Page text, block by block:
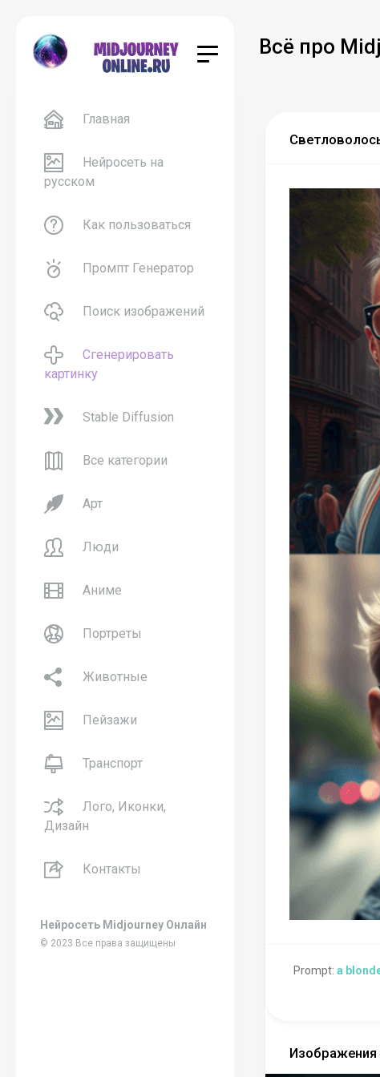
Всё про
Главная
Нейросеть на
русском
Как пользоваться
Промпт Генератор
Поиск изображений
Сгенерировать
картинку
Stable Diffusion
Все категории
Арт
Люди
Аниме
Портреты
Животные
Пейзажи
Транспорт
Лого, Иконки,
Дизайн
Контакты
Нейросеть Midjourney Онлайн
© 2023 Все права защищены
Prompt:a
Изображения